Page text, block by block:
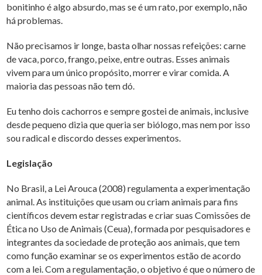
bonitinho é algo absurdo, mas se é um rato, por exemplo, não
há problemas.
Não precisamos ir longe, basta olhar nossas refeições: carne
de vaca, porco, frango, peixe, entre outras. Esses animais
vivem para um único propósito, morrer e virar comida. A
maioria das pessoas não tem dó.
Eu tenho dois cachorros e sempre gostei de animais, inclusive
desde pequeno dizia que queria ser biólogo, mas nem por isso
sou radical e discordo desses experimentos.
Legislação
No Brasil, a Lei Arouca (2008) regulamenta a experimentação
animal. As instituições que usam ou criam animais para fins
científicos devem estar registradas e criar suas Comissões de
Ética no Uso de Animais (Ceua), formada por pesquisadores e
integrantes da sociedade de proteção aos animais, que tem
como função examinar se os experimentos estão de acordo
com a lei. Com a regulamentação, o objetivo é que o número de